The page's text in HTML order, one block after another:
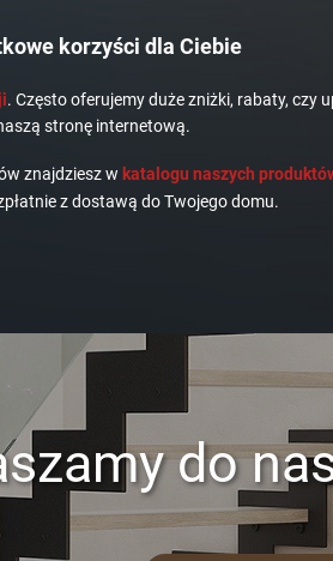
korzyści dla Ciebie
. Często oferujemy duże zniżki, rabaty, czy
stronę internetową.
znajdziesz w katalogu naszych
z dostawą do Twojego domu.
do